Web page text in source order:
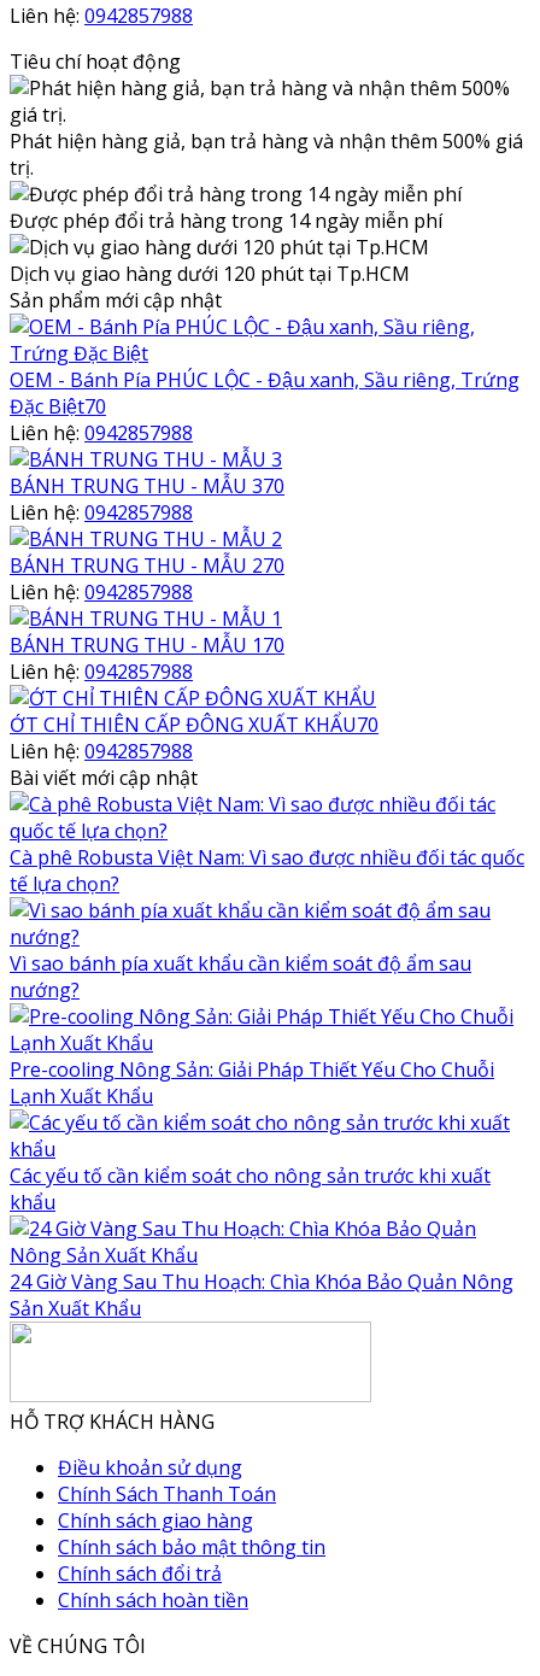
Liên hệ: 0942857988
Tiêu chí hoạt động
Phát hiện hàng giả, bạn trả hàng và nhận thêm 500% giá
trị.
Được phép đổi trả hàng trong 14 ngày miễn phí
Dịch vụ giao hàng dưới 120 phút tại Tp.HCM
Sản phẩm mới cập nhật
OEM - Bánh Pía PHÚC LỘC - Đậu xanh, Sầu riêng, Trứng
Đặc Biệt70
Liên hệ: 0942857988
BÁNH TRUNG THU - MẪU 370
Liên hệ: 0942857988
BÁNH TRUNG THU - MẪU 270
Liên hệ: 0942857988
BÁNH TRUNG THU - MẪU 170
Liên hệ: 0942857988
ỚT CHỈ THIÊN CẤP ĐÔNG XUẤT KHẨU70
Liên hệ: 0942857988
Bài viết mới cập nhật
Cà phê Robusta Việt Nam: Vì sao được nhiều đối tác quốc
tế lựa chọn?
Vì sao bánh pía xuất khẩu cần kiểm soát độ ẩm sau
nướng?
Pre-cooling Nông Sản: Giải Pháp Thiết Yếu Cho Chuỗi
Lạnh Xuất Khẩu
Các yếu tố cần kiểm soát cho nông sản trước khi xuất
khẩu
24 Giờ Vàng Sau Thu Hoạch: Chìa Khóa Bảo Quản Nông
Sản Xuất Khẩu
HỖ TRỢ KHÁCH HÀNG
Điều khoản sử dụng
Chính Sách Thanh Toán
Chính sách giao hàng
Chính sách bảo mật thông tin
Chính sách đổi trả
Chính sách hoàn tiền
VỀ CHÚNG TÔI